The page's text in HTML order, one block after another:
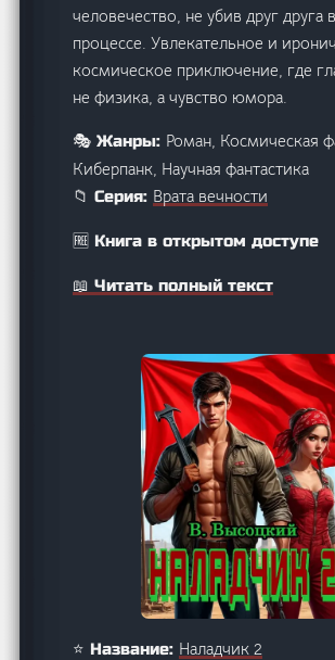
человечество, не убив друг друга в
процессе. Увлекательное и
космическое приключение, где
не физика, а чувство юмора.
🎭 Жанры: Роман, Космическая
Киберпанк, Научная фантастика
📁 Серия: Врата вечности
🆓 Книга в открытом доступе
📖 Читать полный текст
⭐ Название: Наладчик 2